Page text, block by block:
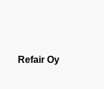
Refair Oy